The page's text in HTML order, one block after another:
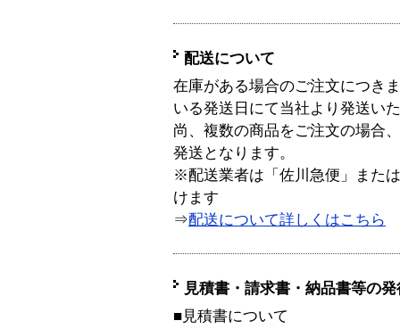
配送について
在庫がある場合のご注文につき
いる発送日にて当社より発送い
尚、複数の商品をご注文の場合
発送となります。
※配送業者は「佐川急便」また
けます
⇒配送について詳しくはこちら
見積書・請求書・納品書等の
■見積書について